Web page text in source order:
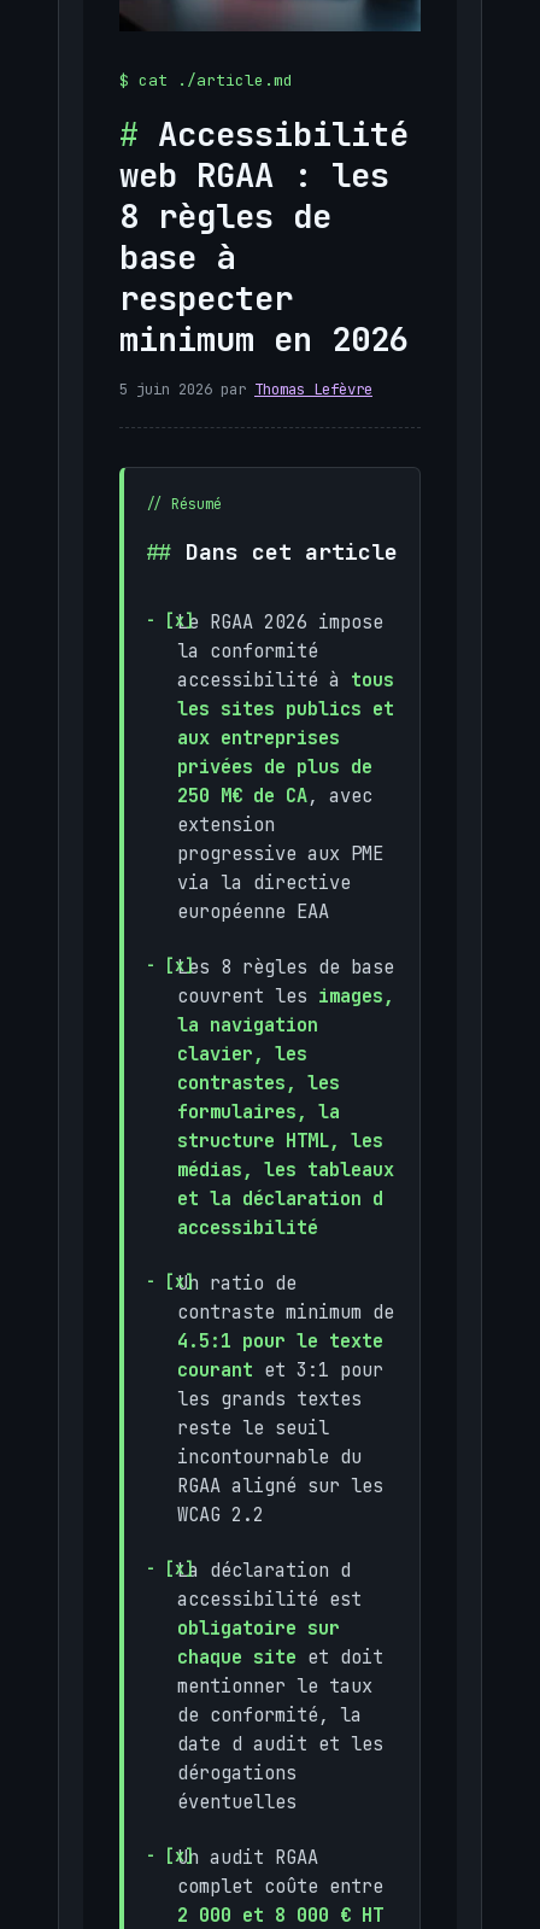
Accessibilité
web RGAA : les
8 règles de
base à
respecter
minimum en 2026
5 juin 2026 par Thomas Lefèvre
Dans cet article
Le RGAA 2026 impose
la conformité
accessibilité à tous
les sites publics et
aux entreprises
privées de plus de
250 M€ de CA, avec
extension
progressive aux PME
via la directive
européenne EAA
Les 8 règles de base
couvrent les images,
la navigation
clavier, les
contrastes, les
formulaires, la
structure HTML, les
médias, les tableaux
et la déclaration d
accessibilité
Un ratio de
contraste minimum de
4.5:1 pour le texte
courant et 3:1 pour
les grands textes
reste le seuil
incontournable du
RGAA aligné sur les
WCAG 2.2
La déclaration d
accessibilité est
obligatoire sur
chaque site et doit
mentionner le taux
de conformité, la
date d audit et les
dérogations
éventuelles
Un audit RGAA
complet coûte entre
2 000 et 8 000 € HT